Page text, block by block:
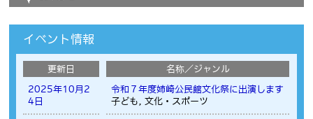
イベント情報
更新日 名称／ジャンル
2025年10月2
4日
令和７年度姉崎公民館文化祭に出演します
子ども, 文化・スポーツ